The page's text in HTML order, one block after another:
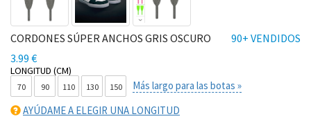
90+ VENDIDOS
CORDONES SÚPER ANCHOS GRIS OSCURO
3.99 €
LONGITUD (CM)
70 90 110 130 150
Más largo para las botas »
AYÚDAME A ELEGIR UNA LONGITUD